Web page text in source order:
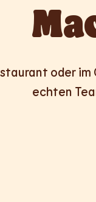
oder im
echten